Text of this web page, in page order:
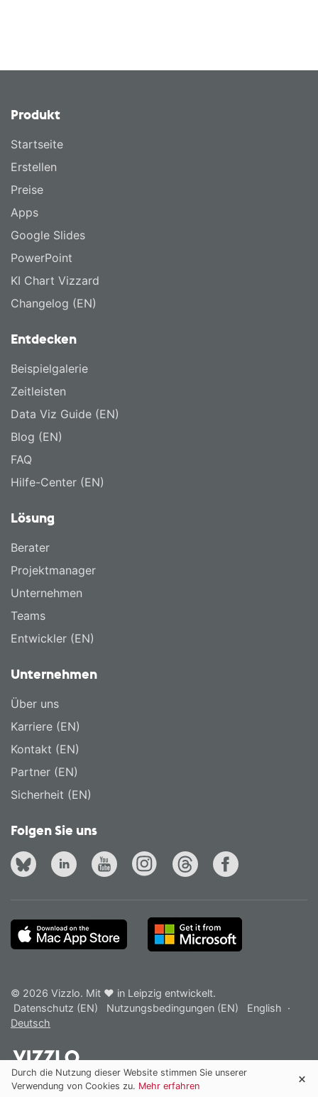
Produkt
Startseite
Erstellen
Preise
Apps
Google Slides
PowerPoint
KI Chart Vizzard
Changelog (EN)
Entdecken
Beispielgalerie
Zeitleisten
Data Viz Guide (EN)
Blog (EN)
FAQ
Hilfe-Center (EN)
Lösung
Berater
Projektmanager
Unternehmen
Teams
Entwickler (EN)
Unternehmen
Über uns
Karriere (EN)
Kontakt (EN)
Partner (EN)
Sicherheit (EN)
Folgen Sie uns
© 2026 Vizzlo. Mit ❤ in Leipzig entwickelt.
Datenschutz (EN)
Nutzungsbedingungen (EN) English ·
Deutsch
Durch die Nutzung dieser Website stimmen Sie unserer
Verwendung von Cookies zu. Mehr erfahren